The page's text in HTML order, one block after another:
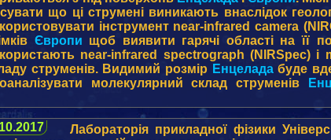
що ці струмені виникають внаслідок
інструмент near-infrared camera
Європи щоб виявити гарячі області на її
near-infrared spectrograph (NIRSpec) і
струменів. Видимий розмір Енцеладабуде
молекулярний склад струменів
Лабораторія прикладної фізики